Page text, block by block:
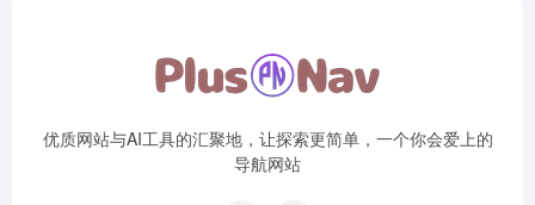
优质网站与AI工具的汇聚地，让探索更简单，一个你会爱上的
导航网站